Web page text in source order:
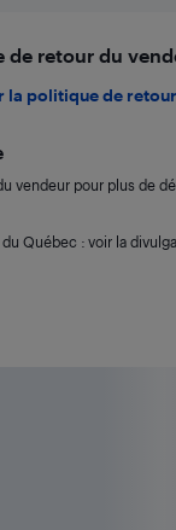
de retour du
la politique de retour
vendeur pour plus de
Québec : voir la